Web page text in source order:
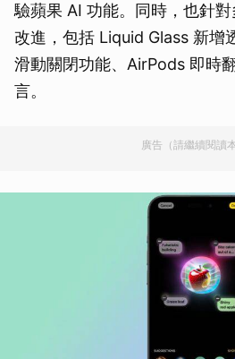
驗蘋果 AI 功能。同時，也針
改進，包括 Liquid Glass 新增
滑動關閉功能、AirPods 即時
言。
廣告（請繼續閱讀本